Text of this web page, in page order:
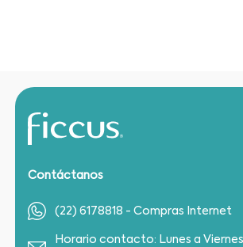
Contáctanos
(22) 6178818 - Compras Internet
Horario contacto: Lunes a